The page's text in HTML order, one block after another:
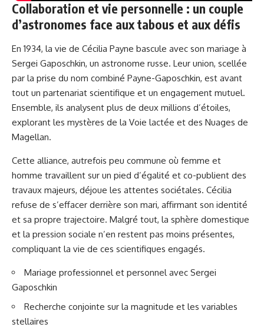
Collaboration et vie personnelle : un couple
d’astronomes face aux tabous et aux défis
En 1934, la vie de Cécilia Payne bascule avec son mariage à
Sergei Gaposchkin, un astronome russe. Leur union, scellée
par la prise du nom combiné Payne-Gaposchkin, est avant
tout un partenariat scientifique et un engagement mutuel.
Ensemble, ils analysent plus de deux millions d’étoiles,
explorant les mystères de la Voie lactée et des Nuages de
Magellan.
Cette alliance, autrefois peu commune où femme et
homme travaillent sur un pied d’égalité et co-publient des
travaux majeurs, déjoue les attentes sociétales. Cécilia
refuse de s’effacer derrière son mari, affirmant son identité
et sa propre trajectoire. Malgré tout, la sphère domestique
et la pression sociale n’en restent pas moins présentes,
compliquant la vie de ces scientifiques engagés.
Mariage professionnel et personnel avec Sergei
Gaposchkin
Recherche conjointe sur la magnitude et les variables
stellaires